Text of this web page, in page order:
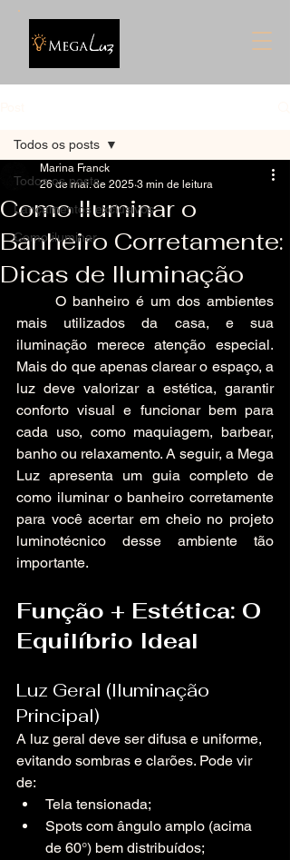
Todos os posts
Lançamentos exclusivos
Como iluminar
Todos os posts
Como Iluminar o
Banheiro Corretamente:
Dicas de Iluminação
Marina Franck
26 de mai. de 2025 3 min de leitura
mais utilizados da casa, e sua
iluminação merece atenção especial.
Mais do que apenas clarear o espaço, a
luz deve valorizar a estética, garantir
conforto visual e funcionar bem para
cada uso, como maquiagem, barbear,
banho ou relaxamento. A seguir, a Mega
Luz apresenta um guia completo de
como iluminar o banheiro corretamente
para você acertar em cheio no projeto
luminotécnico desse ambiente tão
importante.
Função + Estética: O
Equilíbrio Ideal
Luz Geral (Iluminação
Principal)
A luz geral deve ser difusa e uniforme,
evitando sombras e clarões. Pode vir
de:
Tela tensionada;
Spots com ângulo amplo (acima
de 60°) bem distribuídos;